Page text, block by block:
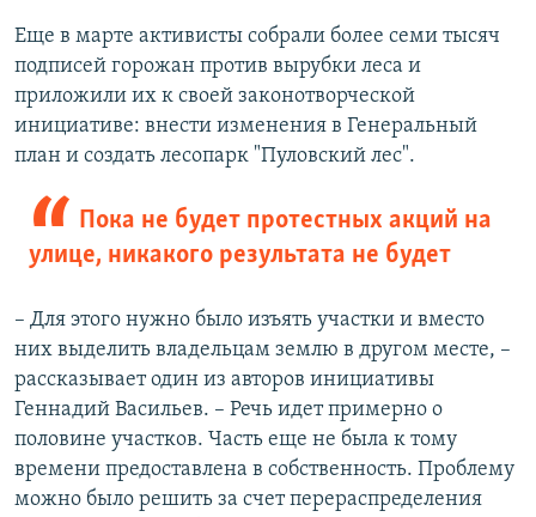
Еще в марте активисты собрали более семи тысяч
подписей горожан против вырубки леса и
приложили их к своей законотворческой
инициативе: внести изменения в Генеральный
план и создать лесопарк "Пуловский лес".
Пока не будет протестных акций на
улице, никакого результата не будет
– Для этого нужно было изъять участки и вместо
них выделить владельцам землю в другом месте, –
рассказывает один из авторов инициативы
Геннадий Васильев. – Речь идет примерно о
половине участков. Часть еще не была к тому
времени предоставлена в собственность. Проблему
можно было решить за счет перераспределения